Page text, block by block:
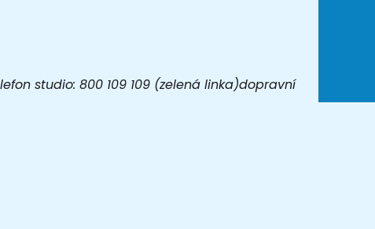
studio: 800 109 109 (zelená linka)dopravní